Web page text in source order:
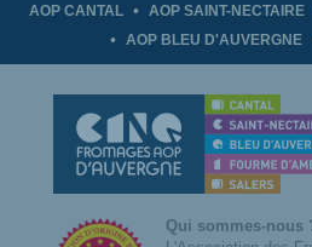
AOP CANTAL AOP SAINT-NECTAIRE
AOP BLEU D'AUVERGNE
Qui sommes-nous